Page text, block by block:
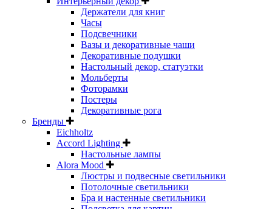
Держатели для книг
Часы
Подсвечники
Вазы и декоративные чаши
Декоративные подушки
Настольный декор, статуэтки
Мольберты
Фоторамки
Постеры
Декоративные рога
Бренды
Eichholtz
Accord Lighting
Настольные лампы
Alora Mood
Люстры и подвесные светильники
Потолочные светильники
Бра и настенные светильники